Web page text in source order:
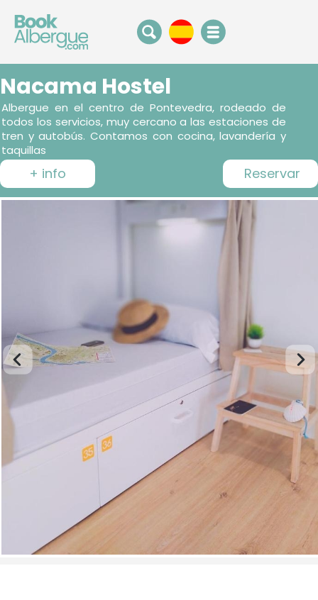
Nacama Hostel
Albergue en el centro de Pontevedra, rodeado de
todos los servicios, muy cercano a las estaciones de
tren y autobús. Contamos con cocina, lavandería y
taquillas
+ info Reservar